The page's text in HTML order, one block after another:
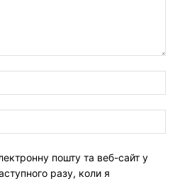
пошту та веб-сайт у
разу, коли я